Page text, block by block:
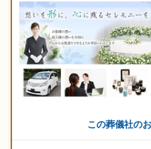
この葬儀社の